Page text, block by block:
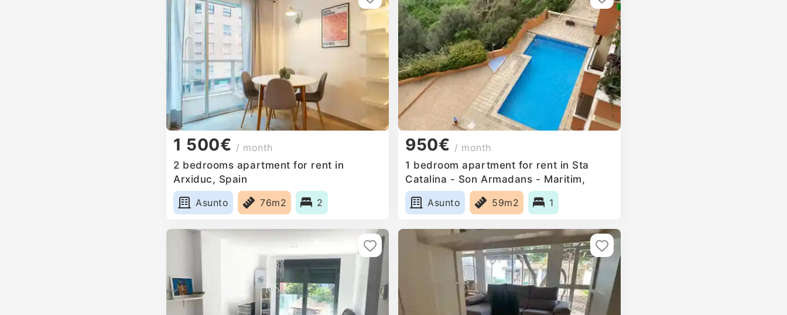
1 500€ / month
2 bedrooms apartment for rent in
Arxiduc, Spain
Asunto
76m2 2
950€ / month
1 bedroom apartment for rent in Sta
Catalina - Son Armadans - Maritim,
Spain
Asunto
59m2 1